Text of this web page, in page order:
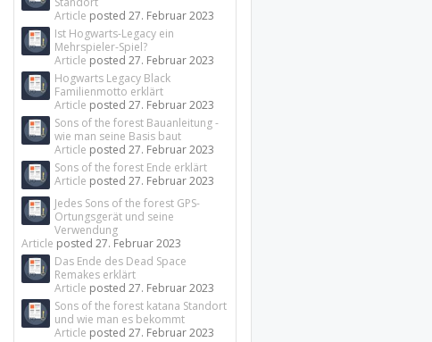
Article posted27. Februar 2023
Ist Hogwarts-Legacy ein
Mehrspieler-Spiel?
Article posted27. Februar 2023
Hogwarts Legacy Black
Familienmotto erklärt
Article posted27. Februar 2023
Sons of the forest Bauanleitung -
wie man seine Basis baut
Article posted27. Februar 2023
Sons of the forest Ende erklärt
Article posted27. Februar 2023
Jedes Sons of the forest GPS-
Ortungsgerät und seine
Verwendung
Article posted27. Februar 2023
Das Ende des Dead Space
Remakes erklärt
Article posted27. Februar 2023
Sons of the forest katana Standort
und wie man es bekommt
Article posted27. Februar 2023